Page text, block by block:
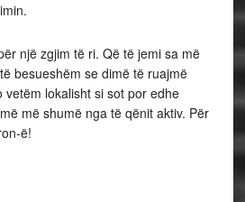
një zgjim të ri. Që të jemi sa më
besueshëm se dimë të ruajmë
vetëm lokalisht si sot por edhe
më shumë nga të qënit aktiv. Për
ë!